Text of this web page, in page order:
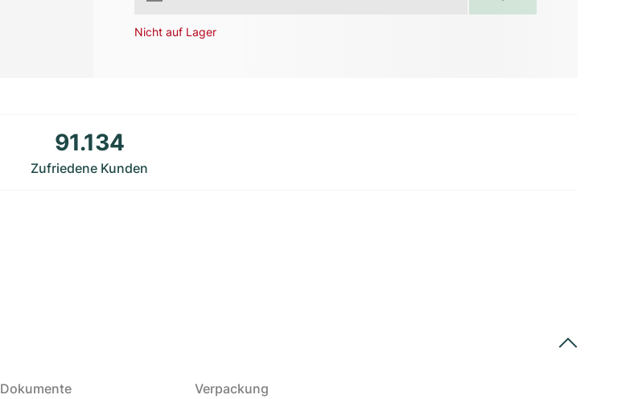
Nicht auf Lager
91.134
Zufriedene Kunden
Dokumente
Verpackung